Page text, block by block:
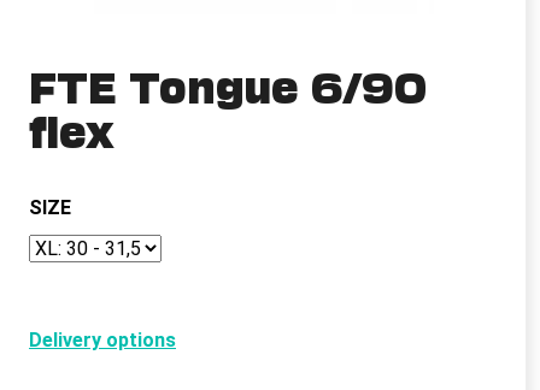
FTE Tongue 6/90
flex
SIZE
Delivery options
g
f
o
?